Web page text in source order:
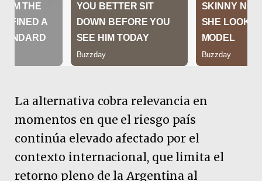
La alternativa cobra relevancia en
momentos en que el riesgo país
continúa elevado afectado por el
contexto internacional, que limita el
retorno pleno de la Argentina al